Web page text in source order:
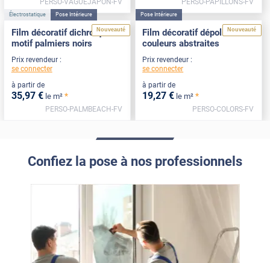
PERSO-VAGUEJAPON-FV PERSO-PAPILLONS-FV
Nouveauté
Électrostatique Pose Intérieure
Film décoratif dichroïque
motif palmiers noirs
Prix revendeur :
se connecter
à partir de
35,97 € le m² *
PERSO-PALMBEACH-FV
Nouveauté
Pose Intérieure
Film décoratif dépoli motif
couleurs abstraites
Prix revendeur :
se connecter
à partir de
19,27 € le m² *
PERSO-COLORS-FV
Confiez la pose à nos professionnels